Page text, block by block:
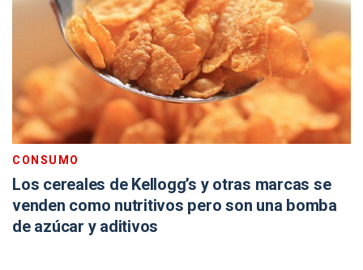
CONSUMO
Los cereales de Kellogg’s y otras marcas se
venden como nutritivos pero son una bomba
de azúcar y aditivos